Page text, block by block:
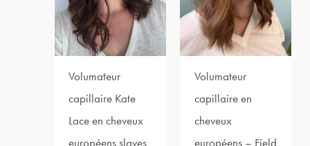
Volumateur
capillaire Kate
Lace en cheveux
européens slaves
Volumateur
capillaire en
cheveux
européens – Field